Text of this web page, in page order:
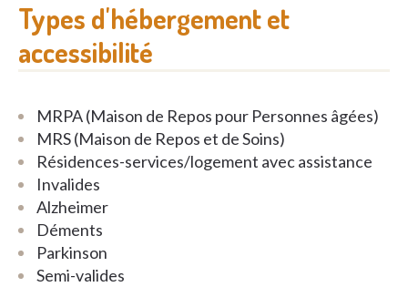
Types d'hébergement et
accessibilité
MRPA (Maison de Repos pour Personnes âgées)
MRS (Maison de Repos et de Soins)
Résidences-services/logement avec assistance
Invalides
Alzheimer
Déments
Parkinson
Semi-valides